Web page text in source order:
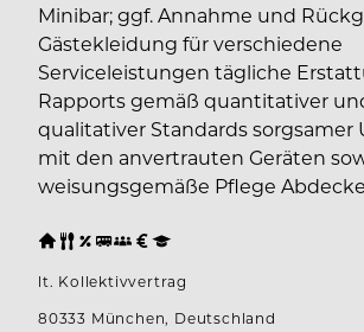
Minibar; ggf. Annahme und
Gästekleidung für verschiedene
Serviceleistungen tägliche
Rapports gemäß quantitativer
qualitativer Standards sorgsamer
mit den anvertrauten Geräten
weisungsgemäße Pflege
lt. Kollektivvertrag
80333 München, Deutschland